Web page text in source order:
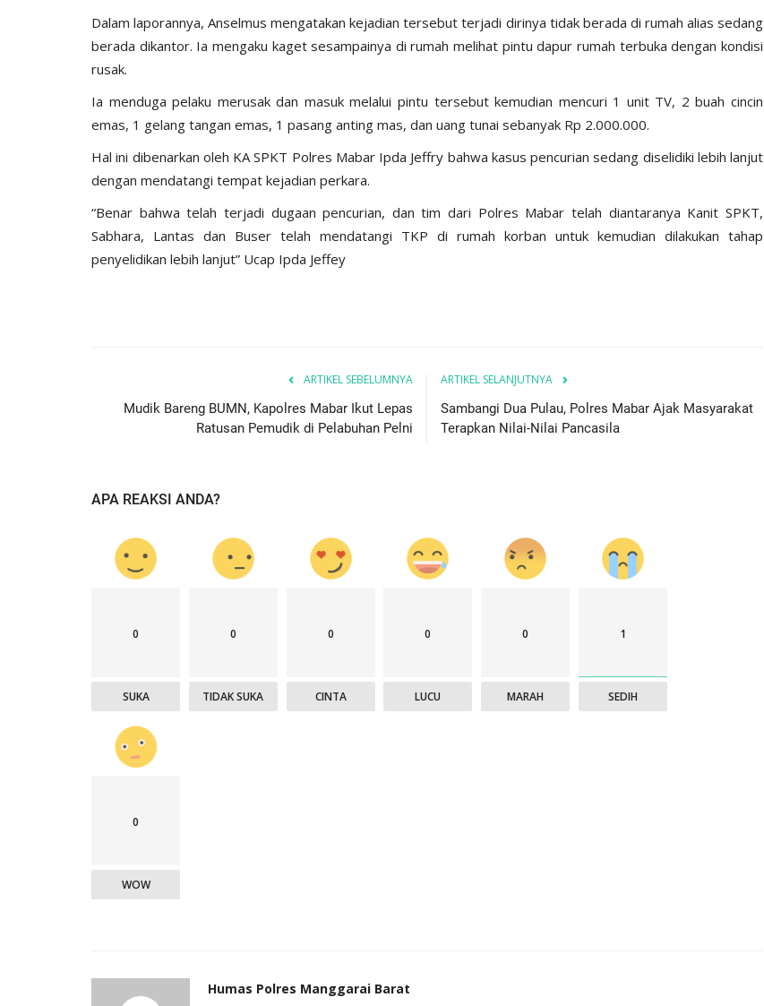
Dalam laporannya, Anselmus mengatakan kejadian tersebut terjadi dirinya tidak berada di rumah alias sedang
berada dikantor. Ia mengaku kaget sesampainya di rumah melihat pintu dapur rumah terbuka dengan kondisi
rusak.
Ia menduga pelaku merusak dan masuk melalui pintu tersebut kemudian mencuri 1 unit TV, 2 buah cincin
emas, 1 gelang tangan emas, 1 pasang anting mas, dan uang tunai sebanyak Rp 2.000.000.
Hal ini dibenarkan oleh KA SPKT Polres Mabar Ipda Jeffry bahwa kasus pencurian sedang diselidiki lebih lanjut
dengan mendatangi tempat kejadian perkara.
“Benar bahwa telah terjadi dugaan pencurian, dan tim dari Polres Mabar telah diantaranya Kanit SPKT,
Sabhara, Lantas dan Buser telah mendatangi TKP di rumah korban untuk kemudian dilakukan tahap
penyelidikan lebih lanjut” Ucap Ipda Jeffey
ARTIKEL SEBELUMNYA
Mudik Bareng BUMN, Kapolres Mabar Ikut Lepas
Ratusan Pemudik di Pelabuhan Pelni
ARTIKEL SELANJUTNYA
Sambangi Dua Pulau, Polres Mabar Ajak Masyarakat
Terapkan Nilai-Nilai Pancasila
APA REAKSI ANDA?
0
SUKA
0
TIDAK SUKA
0
CINTA
0
LUCU
0
MARAH
1
SEDIH
0
WOW
Humas Polres Manggarai Barat
Komjen Agus Andrianto...
sambagi warga pesisir